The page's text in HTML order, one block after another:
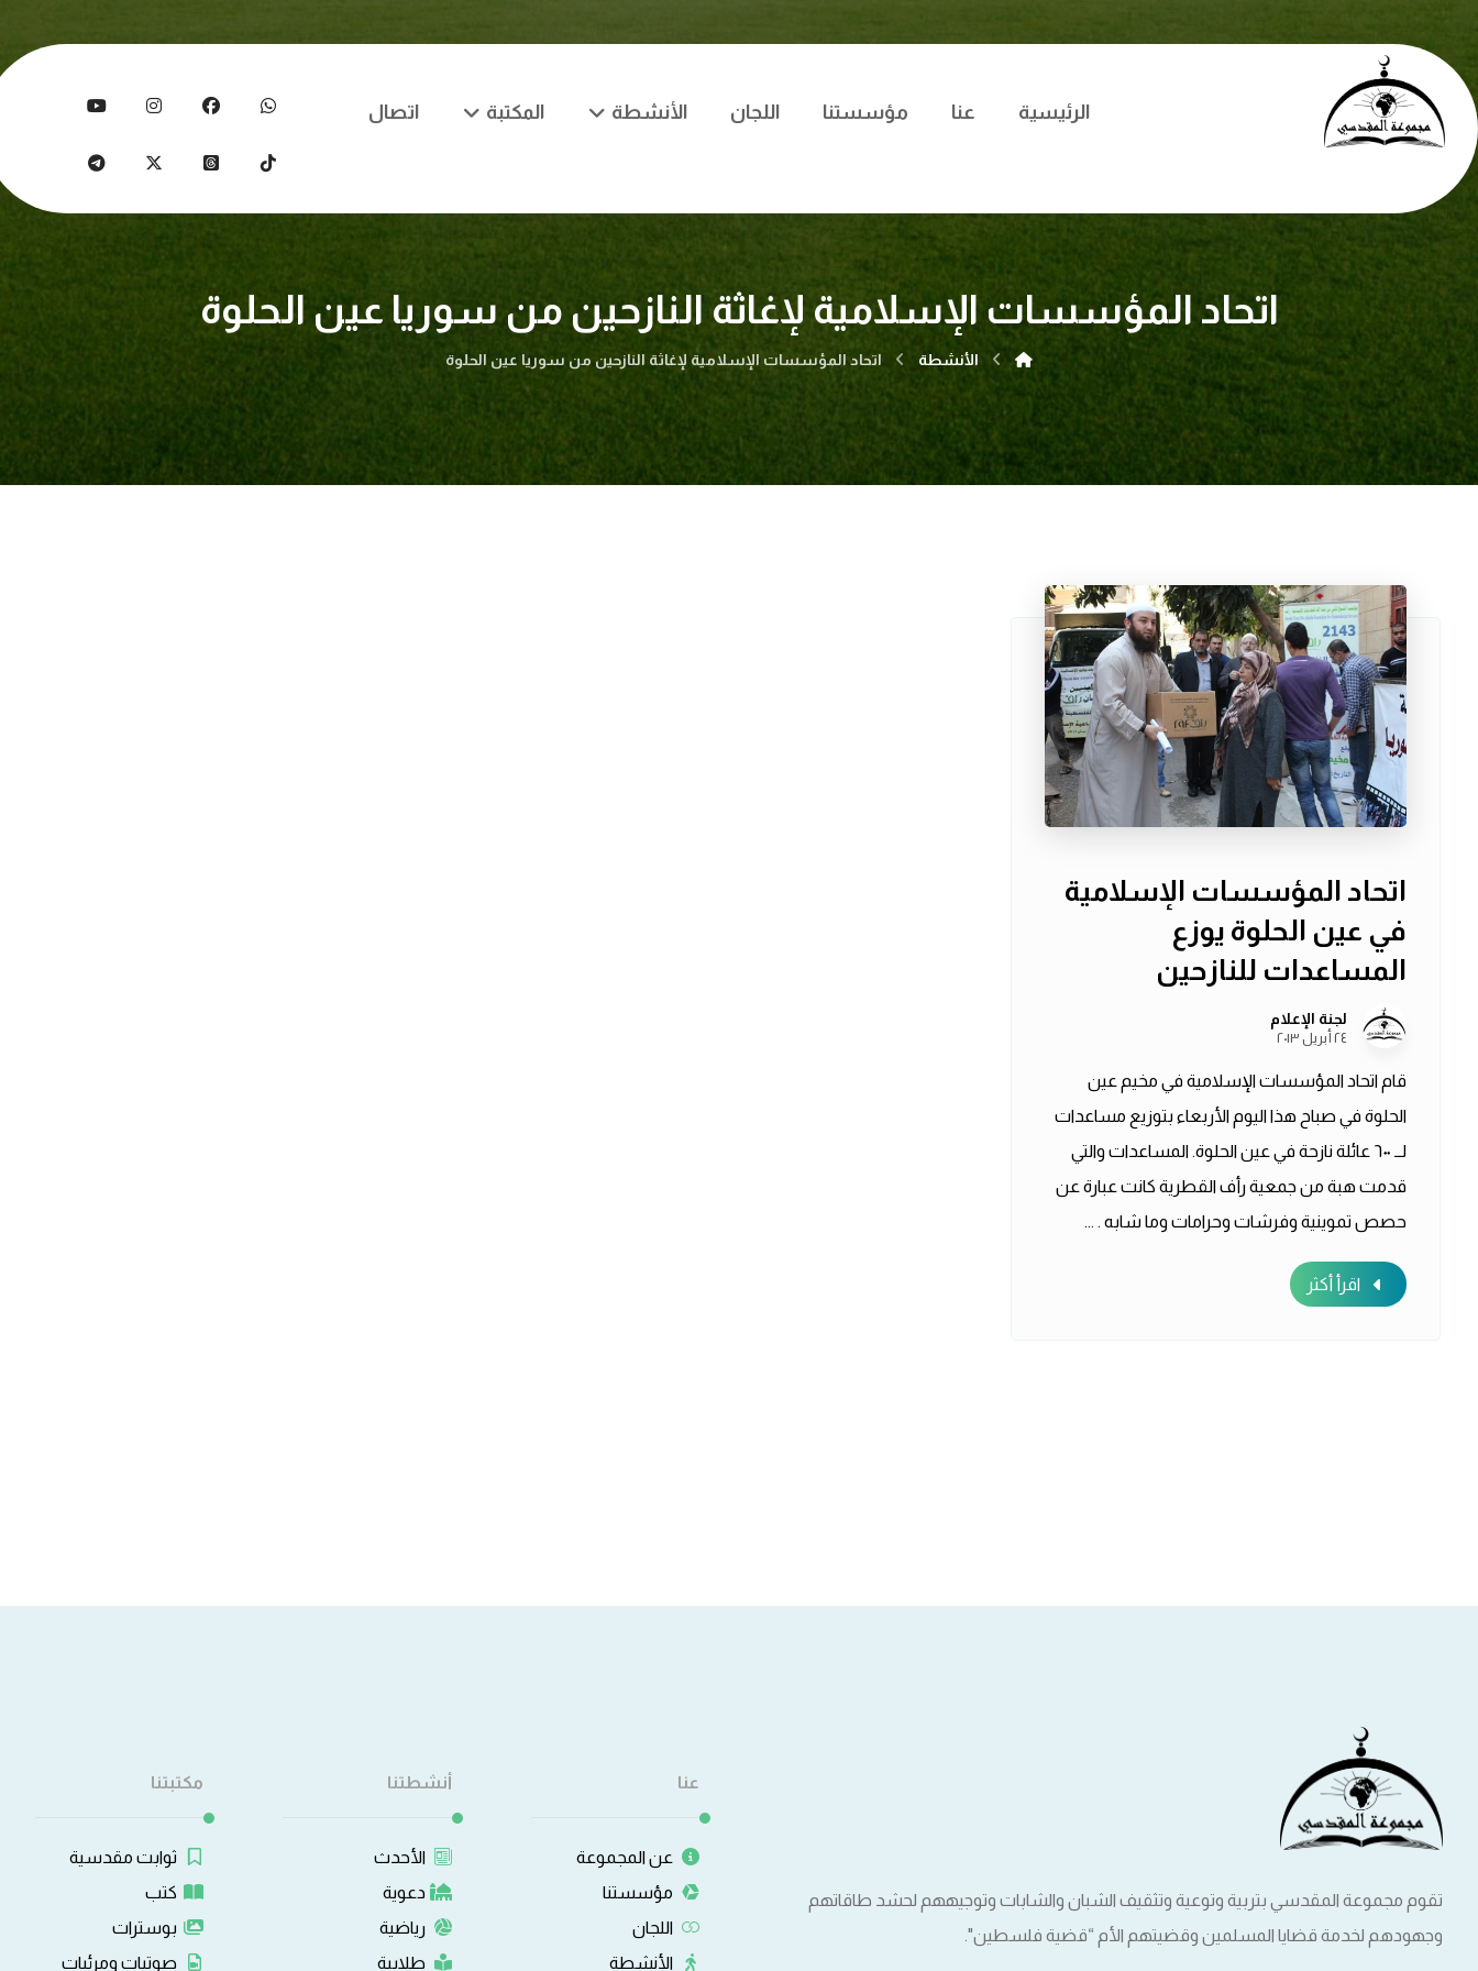
الرئيسية عنا مؤسستنا اللجان الأنشطة المكتبة اتصال
اتحاد المؤسسات الإسلامية لإغاثة النازحين من سوريا عين الحلوة
الأنشطة اتحاد المؤسسات الإسلامية لإغاثة النازحين من سوريا عين الحلوة
اتحاد المؤسسات الإسلامية
في عين الحلوة يوزع
المساعدات للنازحين
لجنة الإعلام
٢٤ أبريل ٢٠١٣
قام اتحاد المؤسسات الإسلامية في مخيم عين
الحلوة في صباح هذا اليوم الأربعاء بتوزيع مساعدات
لــ ٦٠٠ عائلة نازحة في عين الحلوة. المساعدات والتي
قدمت هبة من جمعية رأف القطرية كانت عبارة عن
حصص تموينية وفرشات وحرامات وما شابه . ...
اقرأ أكثر
تقوم مجموعة المقدسي بتربية وتوعية وتثقيف الشبان والشابات وتوجيههم لحشد طاقاتهم
وجهودهم لخدمة قضايا المسلمين وقضيتهم الأم “قضية فلسطين".
عنا
عن المجموعة
مؤسستنا
اللجان
الأنشطة
أنشطتنا
الأحدث
دعوية
رياضية
طلابية
مكتبتنا
ثوابت مقدسية
كتب
بوسترات
صوتيات ومرئيات